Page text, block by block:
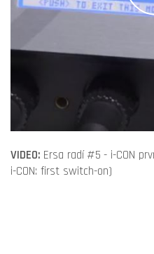
VIDEO: Ersa radí #5 - i-CON
i-CON: first switch-on)